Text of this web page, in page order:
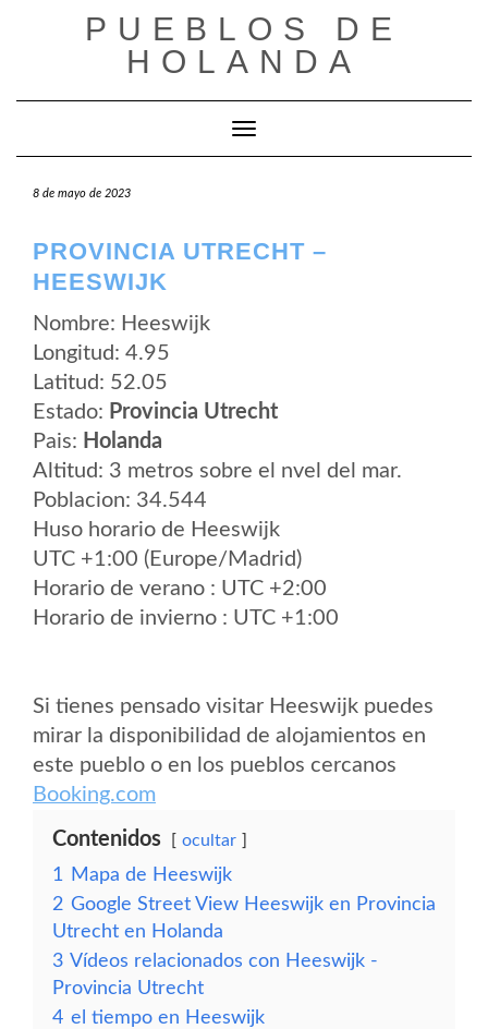
PUEBLOS DE
HOLANDA
Cambiar modo de navegación
8 de mayo de 2023
PROVINCIA UTRECHT –
HEESWIJK
Nombre: Heeswijk
Longitud: 4.95
Latitud: 52.05
Estado: Provincia Utrecht
Pais: Holanda
Altitud: 3 metros sobre el nvel del mar.
Poblacion: 34.544
Huso horario de Heeswijk
UTC +1:00 (Europe/Madrid)
Horario de verano : UTC +2:00
Horario de invierno : UTC +1:00
Si tienes pensado visitar Heeswijk puedes
mirar la disponibilidad de alojamientos en
este pueblo o en los pueblos cercanos
Booking.com
Contenidos ocultar
1
Mapa de Heeswijk
2 Google Street View Heeswijk en Provincia
Utrecht en Holanda
3 Vídeos relacionados con Heeswijk -
Provincia Utrecht
4 el tiempo en Heeswijk